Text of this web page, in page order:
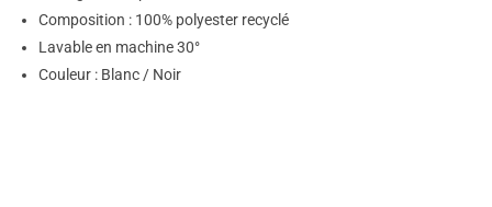
Composition : 100% polyester recyclé
Lavable en machine 30°
Couleur : Blanc / Noir